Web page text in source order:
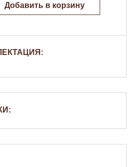
Добавить в корзину